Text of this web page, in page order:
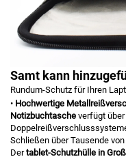
Samt kann
Rundum-Schutz für Ihren
• Hochwertige
Notizbuchtasche verfügt
Schließen über Tausende
Dertablet-Schutzhülle in